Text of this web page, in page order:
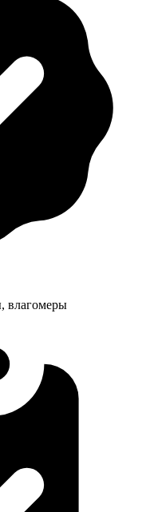
влагомеры